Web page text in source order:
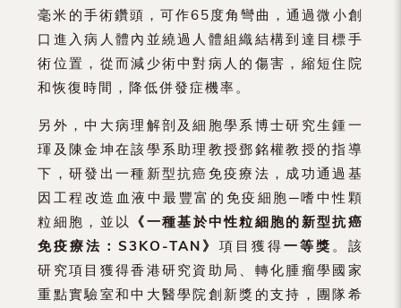
毫米的手術鑽頭，可作65度角彎曲，通過微小創
口進入病人體內並繞過人體組織結構到達目標手
術位置，從而減少術中對病人的傷害，縮短住院
和恢復時間，降低併發症機率。
另外，中大病理解剖及細胞學系博士研究生鍾一
琿及陳金坤在該學系助理教授鄧銘權教授的指導
下，研發出一種新型抗癌免疫療法，成功通過基
因工程改造血液中最豐富的免疫細胞─嗜中性顆
粒細胞，並以
《一種基於中性粒細胞的新型抗癌
免疫療法：S3KO-TAN 》 項目獲得一等獎 。該
研究項目獲得香港研究資助局、轉化腫瘤學國家
重點實驗室和中大醫學院創新獎的支持，團隊希